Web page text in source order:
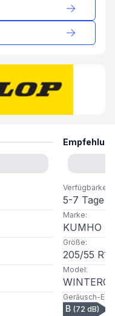
Verfügbarkeit
5-7 Tage
Marke:
KUMHO
Größe:
205/55 R16
Model:
Geräusch-
B (72 dB)